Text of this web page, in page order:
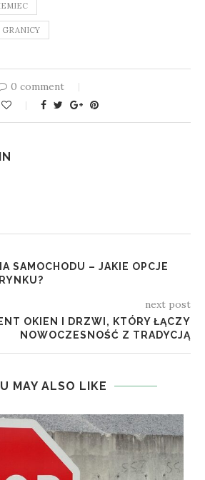
0 comment
SAMOCHODU – JAKIE OPCJE
next post
OKIEN I DRZWI, KTÓRY ŁĄCZY
NOWOCZESNOŚĆ Z TRADYCJĄ
MAY ALSO LIKE